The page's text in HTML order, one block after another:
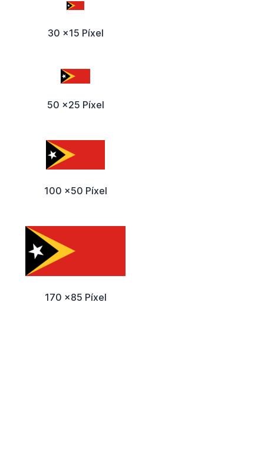
30 x15 Píxel
50 x25 Píxel
100 x50 Píxel
170 x85 Píxel